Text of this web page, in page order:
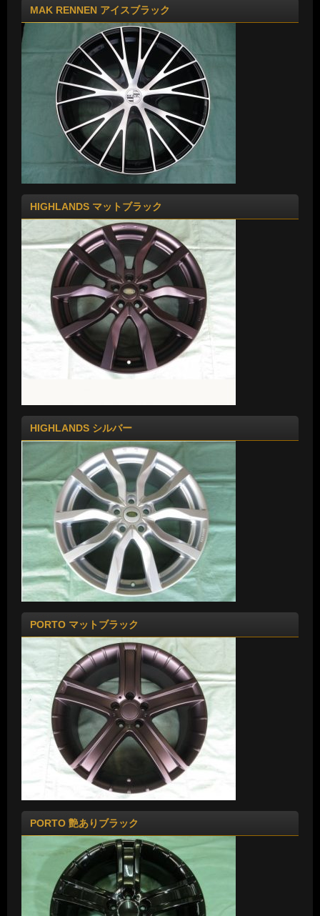
MAK RENNEN アイスブラック
HIGHLANDS マットブラック
HIGHLANDS シルバー
PORTO マットブラック
PORTO 艶ありブラック